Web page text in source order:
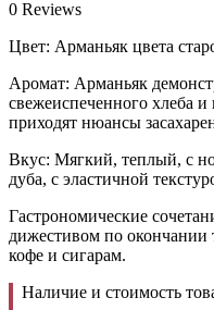
0 Reviews
Цвет: Арманьяк цвета
Аромат: Арманьяк
свежеиспеченного хлеба
приходят нюансы
Вкус: Мягкий, теплый, с
дуба, с эластичной
Гастрономические
дижестивом по окончании
кофе и сигарам.
Наличие и стоимость